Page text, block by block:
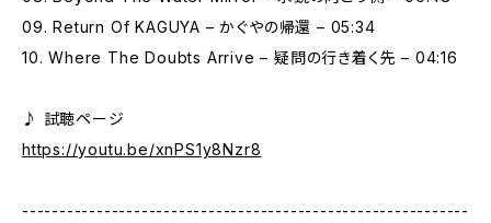
09. Return Of KAGUYA – かぐやの帰還 – 05:34
10. Where The Doubts Arrive – 疑問の行き着く先 – 04:16
♪ 試聴ページ
https://youtu.be/xnPS1y8Nzr8
------------------------------------------------------------